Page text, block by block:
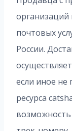
организаций
почтовых
России.
если иное не
ресурса